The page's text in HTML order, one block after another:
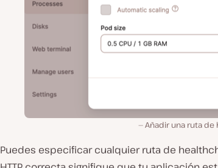
Añadir una ruta
Puedes especificar cualquier ruta de